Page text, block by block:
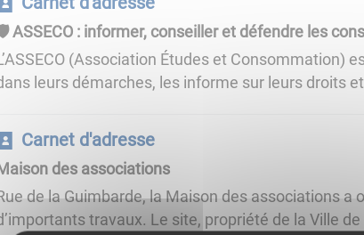
ASSECO : informer, conseiller et défendre les
(Association Études et
leurs démarches, les informe sur leurs droits
Carnet d'adresse
des associations
de la Guimbarde, la Maison des associations
travaux. Le site, propriété de la Ville